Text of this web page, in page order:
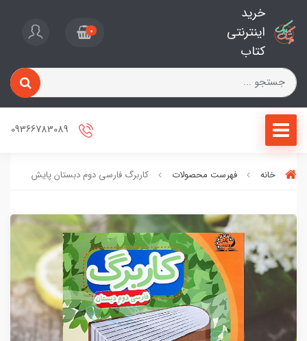
خرید
اینترنتی
کتاب
0
خانه فهرست محصولات کاربرگ فارسی دوم دبستان پایش